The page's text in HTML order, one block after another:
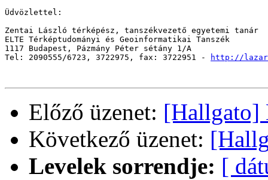
Üdvözlettel:
Zentai László térképész, tanszékvezető egyetemi tanár
ELTE Térképtudományi és Geoinformatikai Tanszék
1117 Budapest, Pázmány Péter sétány 1/A
Tel: 2090555/6723, 3722975, fax: 3722951 -
http://
Előző üzenet: [Hallgato]
Következő üzenet:
Levelek sorrendje: [